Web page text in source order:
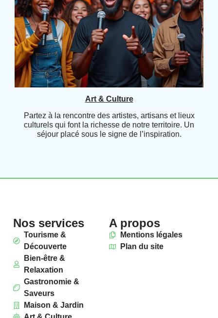
Art & Culture
Partez à la rencontre des artistes, artisans et lieux
culturels qui font la richesse de notre territoire. Un
séjour placé sous le signe de l’inspiration.
Nos services
Tourisme &
Découverte
Bien-être &
Relaxation
Gastronomie &
Saveurs
Maison & Jardin
A propos
Mentions légales
Plan du site